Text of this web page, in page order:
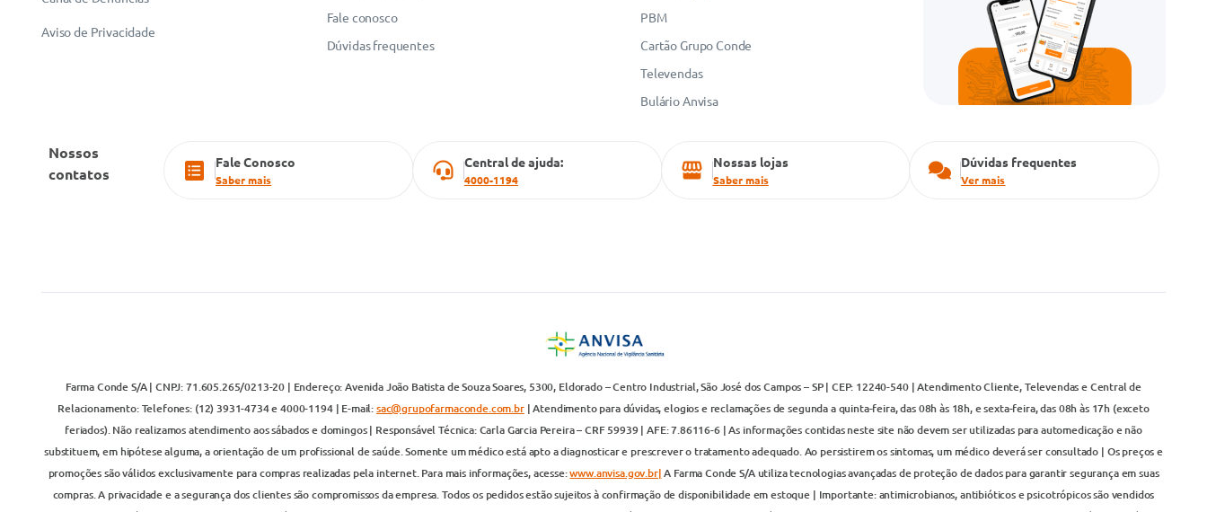
Aviso de Privacidade
Fale conosco
Dúvidas frequentes
PBM
Cartão Grupo Conde
Televendas
Bulário Anvisa
Nossos
contatos
Fale Conosco
Saber mais
Central de ajuda:
4000-1194
Nossas lojas
Saber mais
Dúvidas frequentes
Ver mais
Farma Conde S/A | CNPJ: 71.605.265/0213-20 | Endereço: Avenida João Batista de Souza Soares, 5300, Eldorado – Centro Industrial, São José dos Campos – SP | CEP: 12240-540 | Atendimento Cliente, Televendas e Central de
Relacionamento: Telefones: (12) 3931-4734 e 4000-1194 | E-mail:sac@grupofarmaconde.com.br| Atendimento para dúvidas, elogios e reclamações de segunda a quinta-feira, das 08h às 18h, e sexta-feira, das 08h às 17h (exceto
feriados). Não realizamos atendimento aos sábados e domingos | Responsável Técnica: Carla Garcia Pereira – CRF 59939 | AFE: 7.86116-6 | As informações contidas neste site não devem ser utilizadas para automedicação e não
substituem, em hipótese alguma, a orientação de um profissional de saúde. Somente um médico está apto a diagnosticar e prescrever o tratamento adequado. Ao persistirem os sintomas, um médico deverá ser consultado | Os preços e
promoções são válidos exclusivamente para compras realizadas pela internet. Para mais informações, acesse:www.anvisa.gov.br|A Farma Conde S/A utiliza tecnologias avançadas de proteção de dados para garantir segurança em suas
compras. A privacidade e a segurança dos clientes são compromissos da empresa. Todos os pedidos estão sujeitos à confirmação de disponibilidade em estoque | Importante: antimicrobianos, antibióticos e psicotrópicos são vendidos